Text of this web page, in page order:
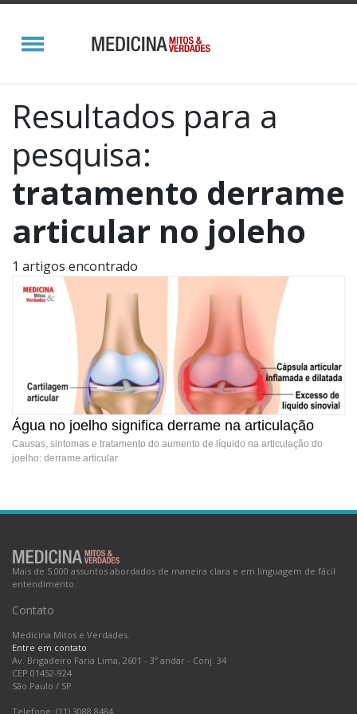
Resultados para a
pesquisa:
tratamento derrame
articular no joleho
1 artigos encontrado
Água no joelho significa derrame na articulação
Causas, sintomas e tratamento do aumento de líquido na articulação do
joelho: derrame articular
Mais de 5.000 assuntos abordados de maneira clara e em linguagem de fácil
entendimento.
Contato
Medicina Mitos e Verdades.
Entre em contato
Av. Brigadeiro Faria Lima, 2601 - 3º andar - Conj. 34
CEP 01452-924
São Paulo / SP
Telefone: (11) 3088.8484